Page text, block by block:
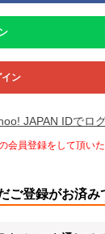
ン
JAPAN IDでロ
会員登録をして頂いた
ご登録がお済み